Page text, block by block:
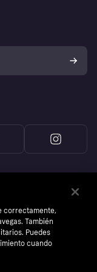
correctamente,
También
Puedes
cuando